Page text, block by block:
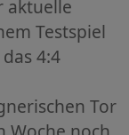
aktuelle
Testspiel
4:4
Tor